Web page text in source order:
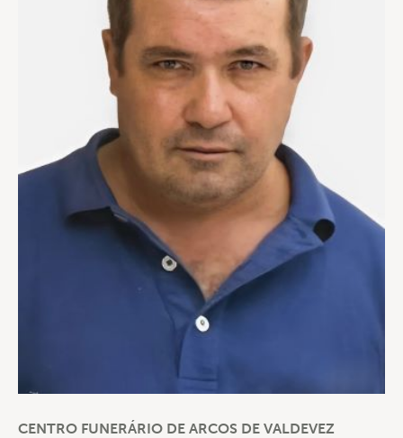
CENTRO FUNERÁRIO DE ARCOS DE VALDEVEZ